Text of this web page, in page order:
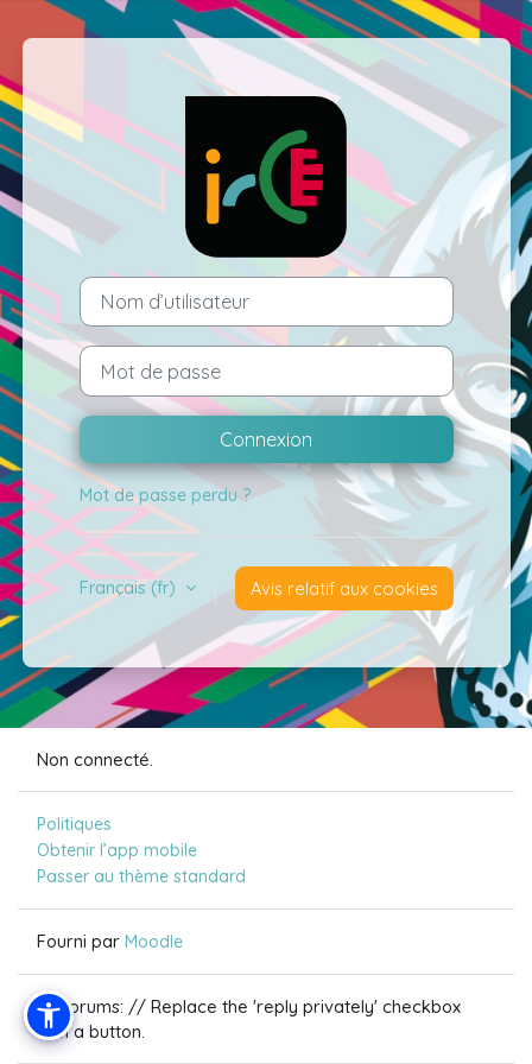
Passer au contenu principal
Connexion à
Nom d’utilisateur
Mot de passe
Connexion
Mot de passe perdu ?
Français ‎(fr)‎ Avis relatif aux cookies
Non connecté.
Politiques
Obtenir l’app mobile
Passer au thème standard
Fourni par Moodle
// Forums: // Replace the 'reply privately' checkbox
with a button.